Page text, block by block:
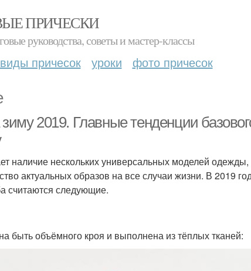
ПРИЧЕСКИ
руководства, советы и мастер-классы
виды причесок уроки фото причесок
2019. Главные тенденции
наличие нескольких универсальных моделей одежды,
актуальных образов на все случаи жизни. В 2019
считаются следующие.
быть объёмного кроя и выполнена из тёплых тканей: